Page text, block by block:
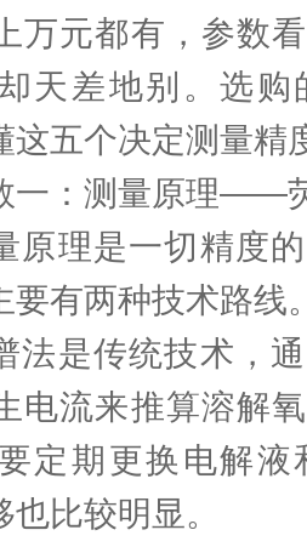
万元都有，参数
天差地别。选
这五个决定测量精
：测量原理——荧
理是一切精度的
要有两种技术路线
是传统技术，通
电流来推算溶解
定期更换电解液
比较明显。